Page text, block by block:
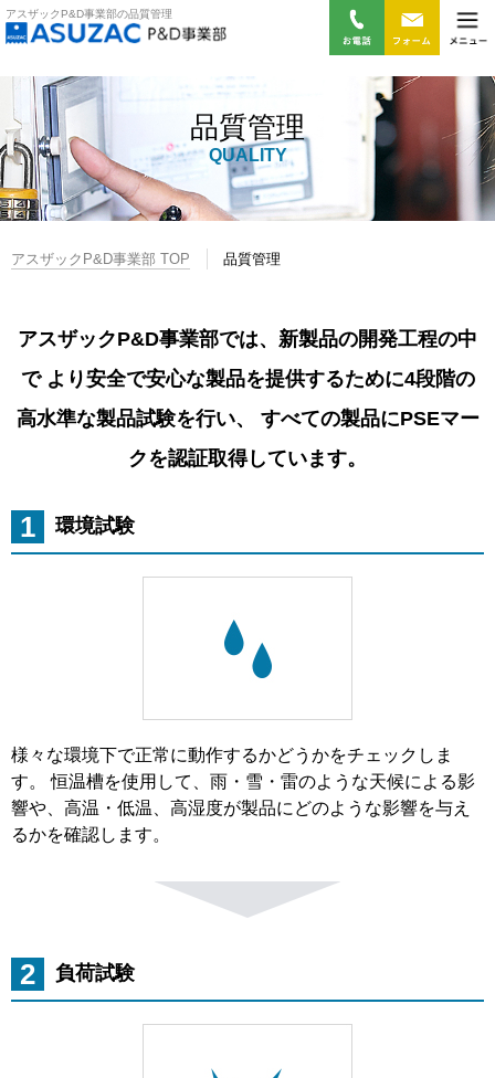
アスザックP&D事業部の品質管理
品質管理
QUALITY
アスザックP&D事業部 TOP 品質管理
アスザックP&D事業部では、新製品の開発工程の中
で より安全で安心な製品を提供するために4段階の
高水準な製品試験を行い、 すべての製品にPSEマー
クを認証取得しています。
1 環境試験
様々な環境下で正常に動作するかどうかをチェックしま
す。 恒温槽を使用して、雨・雪・雷のような天候による影
響や、高温・低温、高湿度が製品にどのような影響を与え
るかを確認します。
2 負荷試験